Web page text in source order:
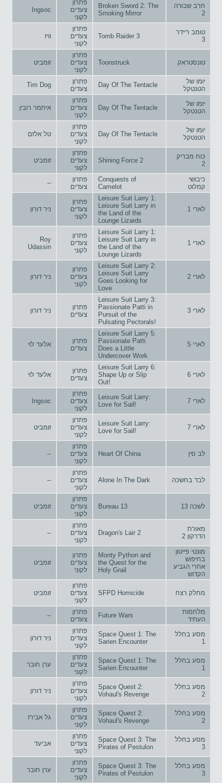
חרב שבורה
2
Broken Sword 2: The
Smoking Mirror
פתרון
צעדים
לקוני
Ingsoc
טומב ריידר
3
Tomb Raider 3
פתרון
צעדים
לקוני
וויז
טונסטראק Toonstruck
פתרון
צעדים
לקוני
זומביט
יומו של
הטנטקל
Day Of The Tentacle
פתרון
צעדים
Tim Dog
יומו של
הטנטקל
Day Of The Tentacle
פתרון
צעדים
לקוני
איתמר רובין
יומו של
הטנטקל
Day Of The Tentacle
פתרון
צעדים
לקוני
טל אלזם
כוח מבריק
2
Shining Force 2
פתרון
צעדים
לקוני
זומביט
כיבושי
קמלוט
Conquests of
Camelot
פתרון
צעדים
--
לארי 1
Leisure Suit Larry 1:
Leisure Suit Larry in
the Land of the
Lounge Lizards
פתרון
צעדים
לקוני
ניר דורון
לארי 1
Leisure Suit Larry 1:
Leisure Suit Larry in
the Land of the
Lounge Lizards
פתרון
צעדים
לקוני
Roy
Udassin
לארי 2
Leisure Suit Larry 2:
Leisure Suit Larry
Goes Looking for
Love
פתרון
צעדים
לקוני
ניר דורון
לארי 3
Leisure Suit Larry 3:
Passionate Patti in
Pursuit of the
Pulsating Pectorals!
פתרון
צעדים
ניר דורון
לארי 5
Leisure Suit Larry 5:
Passionate Patti
Does a Little
Undercover Work
פתרון
צעדים
אלעד לוי
לארי 6
Leisure Suit Larry 6:
Shape Up or Slip
Out!
פתרון
צעדים
אלעד לוי
לארי 7
Leisure Suit Larry:
Love for Sail!
פתרון
צעדים
לקוני
Ingsoc
לארי 7
Leisure Suit Larry:
Love for Sail!
פתרון
צעדים
לקוני
זומביט
לב סין Heart Of China
פתרון
צעדים
לקוני
--
לבד בחשכה Alone In The Dark
פתרון
צעדים
לקוני
--
לשכה 13 Bureau 13
פתרון
צעדים
לקוני
זומביט
מאורת
הדרקון 2
Dragon's Lair 2
פתרון
צעדים
לקוני
--
מונטי פייטון
בחיפוש
אחרי הגביע
הקדוש
Monty Python and
the Quest for the
Holy Grail
פתרון
צעדים
לקוני
זומביט
מחלק רצח SFPD Homicide
פתרון
צעדים
לקוני
זומביט
מלחמות
העתיד
Future Wars
פתרון
צעדים
--
מסע בחלל
1
Space Quest 1: The
Sarien Encounter
פתרון
צעדים
לקוני
ניר דורון
מסע בחלל
1
Space Quest 1: The
Sarien Encounter
פתרון
צעדים
לקוני
ערן חובר
מסע בחלל
2
Space Quest 2:
Vohaul's Revenge
פתרון
צעדים
לקוני
ניר דורון
מסע בחלל
2
Space Quest 2:
Vohaul's Revenge
פתרון
צעדים
לקוני
גל אבירז
מסע בחלל
3
Space Quest 3: The
Pirates of Pestulon
פתרון
צעדים
לקוני
אביעד
מסע בחלל
3
Space Quest 3: The
Pirates of Pestulon
פתרון
צעדים
לקוני
ערן חובר